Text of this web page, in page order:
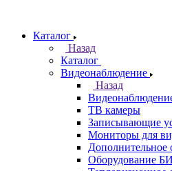
Каталог
Назад
Каталог
Видеонаблюдение
Назад
ТВ камеры
Записывающие
Мониторы для
Дополнительное
Оборудование